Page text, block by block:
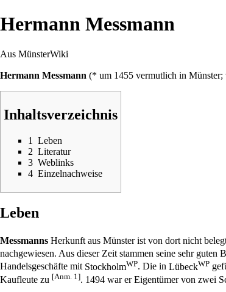
Hermann Messmann
Aus MünsterWiki
Hermann Messmann (* um 1455 vermutlich in Münster;
Inhaltsverzeichnis
1
Leben
2 Literatur
3 Weblinks
4 Einzelnachweise
Leben
Messmanns Herkunft aus Münster ist von dort nicht
nachgewiesen. Aus dieser Zeit stammen seine sehr
Handelsgeschäfte mit StockholmWP. Die in LübeckWP
Kaufleute zu [Anm. 1]. 1494 war er Eigentümer von zwei